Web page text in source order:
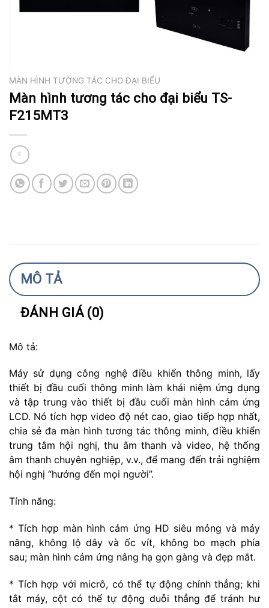
MÀN HÌNH TƯỜNG TÁC CHO ĐẠI BIỂU
Màn hình tương tác cho đại biểu TS-
F215MT3
MÔ TẢ
ĐÁNH GIÁ (0)
Mô tả:
Máy sử dụng công nghệ điều khiển thông minh, lấy
thiết bị đầu cuối thông minh làm khái niệm ứng dụng
và tập trung vào thiết bị đầu cuối màn hình cảm ứng
LCD. Nó tích hợp video độ nét cao, giao tiếp hợp nhất,
chia sẻ đa màn hình tương tác thông minh, điều khiển
trung tâm hội nghị, thu âm thanh và video, hệ thống
âm thanh chuyên nghiệp, v.v., để mang đến trải nghiệm
hội nghị “hướng đến mọi người”.
Tính năng:
* Tích hợp màn hình cảm ứng HD siêu mỏng và máy
nâng, không lộ dây và ốc vít, không bo mạch phía
sau; màn hình cảm ứng nâng hạ gọn gàng và đẹp mắt.
* Tích hợp với micrô, có thể tự động chỉnh thẳng; khi
tắt máy, cột có thể tự động duỗi thẳng để tránh hư